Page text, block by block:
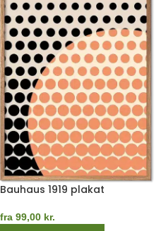
Bauhaus 1919 plakat
fra 99,00 kr.